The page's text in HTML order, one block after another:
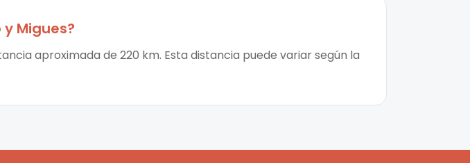
y Migues?
aproximada de 220 km. Esta distancia puede variar según la